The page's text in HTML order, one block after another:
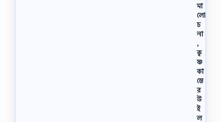
মা
লো
চ
না
,
কৃ
ষ্ণ
কা
ন্তে
র
উ
ই
ল